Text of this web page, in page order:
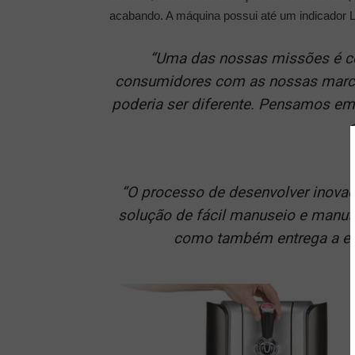
acabando. A máquina possui até um indicador
“Uma das nossas missões é
consumidores com as nossas
poderia ser diferente. Pensamos
“O processo de desenvolver
solução de fácil manuseio e
como também entrega a